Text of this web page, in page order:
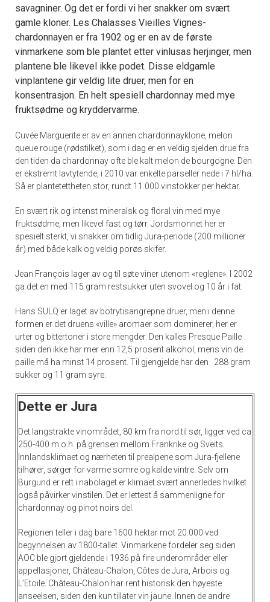
savagniner. Og det er fordi vi her snakker om svært
gamle kloner. Les Chalasses Vieilles Vignes-
chardonnayen er fra 1902 og er en av de første
vinmarkene som ble plantet etter vinlusas herjinger, men
plantene ble likevel ikke podet. Disse eldgamle
vinplantene gir veldig lite druer, men for en
konsentrasjon. En helt spesiell chardonnay med mye
fruktsødme og kryddervarme.
Cuvée Marguerite er av en annen chardonnayklone, melon
queue rouge (rødstilket), som i dag er en veldig sjelden drue fra
den tiden da chardonnay ofte ble kalt melon de bourgogne. Den
er ekstremt lavtytende, i 2010 var enkelte parseller nede i 7 hl/ha.
Så er plantetettheten stor, rundt 11.000 vinstokker per hektar.
En svært rik og intenst mineralsk og floral vin med mye
fruktsødme, men likevel fast og tørr. Jordsmonnet her er
spesielt sterkt, vi snakker om tidlig Jura-periode (200 millioner
år) med både kalk og veldig porøs skifer.
Jean François lager av og til søte viner utenom «reglene». I 2002
ga det en med 115 gram restsukker uten svovel og 10 år i fat.
Hans SULQ er laget av botrytisangrepne druer, men i denne
formen er det druens «ville» aromaer som dominerer, her er
urter og bittertoner i store mengder. Den kalles Presque Paille
siden den ikke har mer enn 12,5 prosent alkohol, mens vin de
paille må ha minst 14 prosent. Til gjengjelde har den 288 gram
sukker og 11 gram syre.
Dette er Jura
Det langstrakte vinområdet, 80 km fra nord til sør, ligger ved ca
250-400 m.o.h. på grensen mellom Frankrike og Sveits.
Innlandsklimaet og nærheten til prealpene som Jura-fjellene
tilhører, sørger for varme somre og kalde vintre. Selv om
Burgund er rett i nabolaget er klimaet svært annerledes hvilket
også påvirker vinstilen. Det er lettest å sammenligne for
chardonnay og pinot noirs del.
Regionen teller i dag bare 1600 hektar mot 20.000 ved
begynnelsen av 1800-tallet. Vinmarkene fordeler seg siden
AOC ble gjort gjeldende i 1936 på fire underområder eller
appellasjoner, Château-Chalon, Côtes de Jura, Arbois og
L’Etoile. Château-Chalon har rent historisk den høyeste
anseelsen, siden den kun tillater vin jaune. Innen de andre